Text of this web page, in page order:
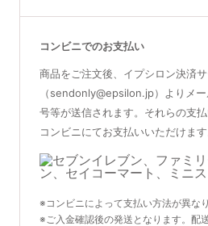
コンビニでのお支払い
商品をご注文後、イプシロン決済
（sendonly@epsilon.jp）よりメ
号等が送信されます。それらの支
コンビニにてお支払いいただけます
※コンビニによって支払い方法が異なり
※ご入金確認後の発送となります。配